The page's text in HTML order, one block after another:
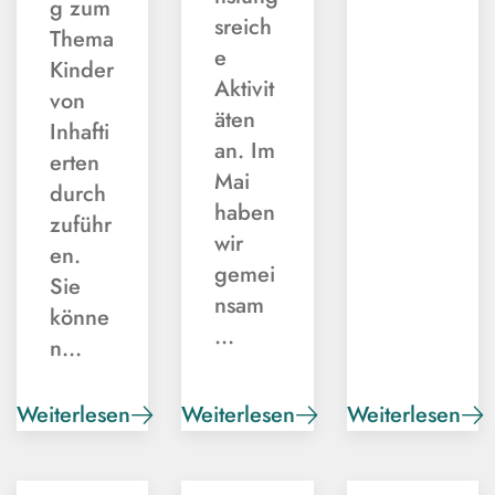
g zum
Thema
Kinder
von
Inhafti
erten
durch
zuführ
en.
Sie
könne
n…
Weiterlesen
sreich
e
Aktivit
äten
an. Im
Mai
haben
wir
gemei
nsam
…
Weiterlesen Weiterlesen